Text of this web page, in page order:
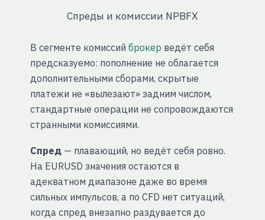
Спреды и комиссии NPBFX
В сегменте комиссий брокер ведёт себя
предсказуемо: пополнение не облагается
дополнительными сборами, скрытые
платежи не «вылезают» задним числом,
стандартные операции не сопровождаются
странными комиссиями.
Спред— плавающий, но ведёт себя ровно.
На EURUSD значения остаются в
адекватном диапазоне даже во время
сильных импульсов, а по CFD нет ситуаций,
когда спред внезапно раздувается до